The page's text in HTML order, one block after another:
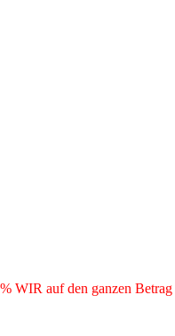
WIR auf den ganzen Betrag